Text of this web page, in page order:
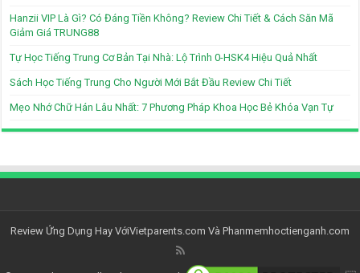
Hanzii VIP Là Gì? Có Đáng Tiền Không? Review Chi Tiết & Cách Săn Mã
Giảm Giá TRUNG88
Tự Học Tiếng Trung Cơ Bản Tại Nhà: Lộ Trình 0-HSK4 Hiệu Quả Nhất
Sách Học Tiếng Trung Cho Người Mới Bắt Đầu Review Chi Tiết
Mẹo Nhớ Chữ Hán Lâu Nhất: 7 Phương Pháp Khoa Học Bẻ Khóa Vạn Tự
Review Ứng Dụng Hay VớiVietparents.com Và Phanmemhoctienganh.com